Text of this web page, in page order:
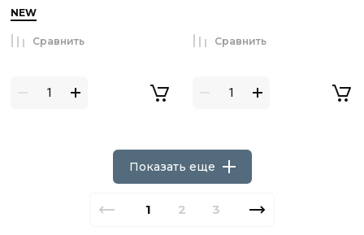
NEW
Сравнить Сравнить
1 2 3
Показать еще